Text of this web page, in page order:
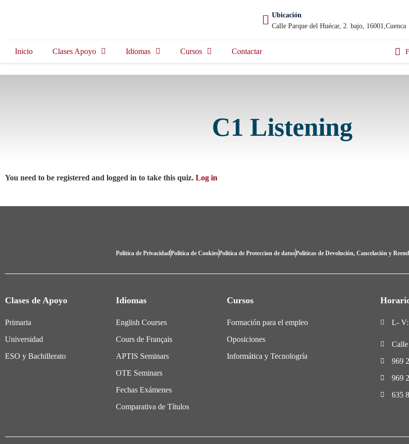
Ubicación
Calle Parque del Huécar, 2. bajo, 16001,Cuenca
Inicio Clases Apoyo Idiomas Cursos Contactar
C1 Listening
You need to be registered and logged in to take this quiz. Log in
Política de PrivacidadPolítica de CookiesPolítica de Proteccion de datosPoliticas de Devolución, Cancelación y
Clases de Apoyo
Primaria
Universidad
ESO y Bachillerato
Idiomas
English Courses
Cours de Français
APTIS Seminars
OTE Seminars
Fechas Exámenes
Comparativa de Títulos
Cursos
Formación para el empleo
Oposiciones
Informática y Tecnologría
L- V:
969
969
635